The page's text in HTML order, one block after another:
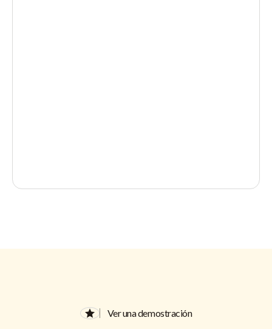
Ver una demostración